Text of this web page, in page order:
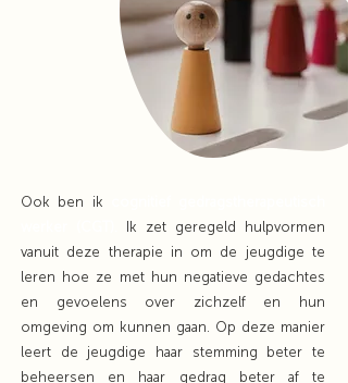
Ook ben ik
Ik zet geregeld hulpvormen
vanuit deze therapie in om de jeugdige te
leren hoe ze met hun negatieve gedachtes
en gevoelens over zichzelf en hun
omgeving om kunnen gaan. Op deze manier
leert de jeugdige haar stemming beter te
beheersen en haar gedrag beter af te